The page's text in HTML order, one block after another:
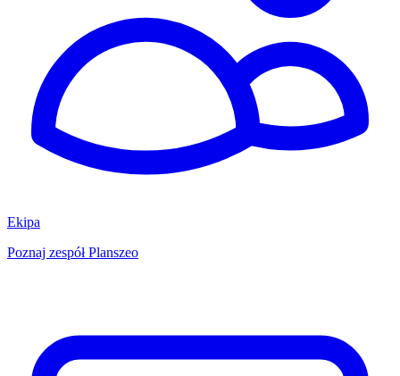
Ekipa
Poznaj zespół Planszeo